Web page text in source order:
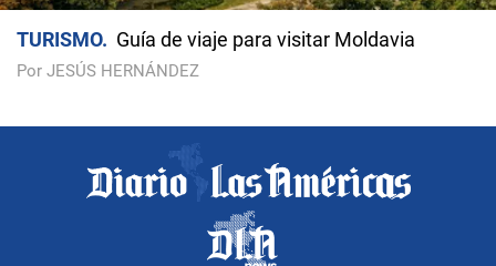
TURISMO Guía de viaje para visitar Moldavia
Por JESÚS HERNÁNDEZ